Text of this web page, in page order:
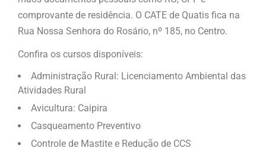
comprovante de residência. O CATE de Quatis fica na
Rua Nossa Senhora do Rosário, nº 185, no Centro.
Confira os cursos disponíveis:
Administração Rural: Licenciamento Ambiental das
Atividades Rural
Avicultura: Caipira
Casqueamento Preventivo
Controle de Mastite e Redução de CCS